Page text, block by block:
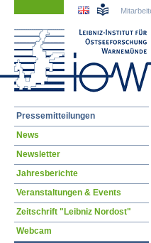
Navigation
Pressemitteilungen
News
Newsletter
Jahresberichte
Veranstaltungen & Events
Zeitschrift "Leibniz Nordost"
Webcam